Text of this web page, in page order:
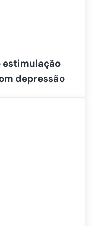
estimulação
depressão